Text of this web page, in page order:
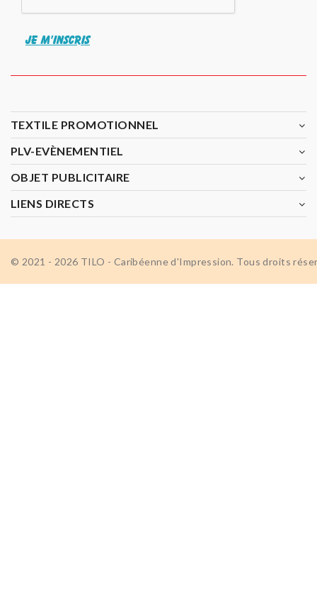
JE M'INSCRIS
TEXTILE PROMOTIONNEL
PLV-EVÈNEMENTIEL
OBJET PUBLICITAIRE
LIENS DIRECTS
© 2021 - 2026 TILO - Caribéenne d'Impression. Tous droits